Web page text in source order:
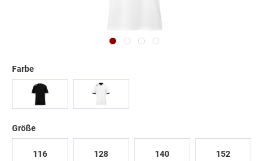
Farbe
Größe
116 128 140 152